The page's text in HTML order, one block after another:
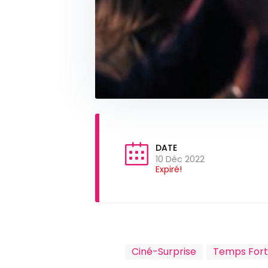
DATE
10 Déc 2022
Expiré!
Ciné-Surprise Temps